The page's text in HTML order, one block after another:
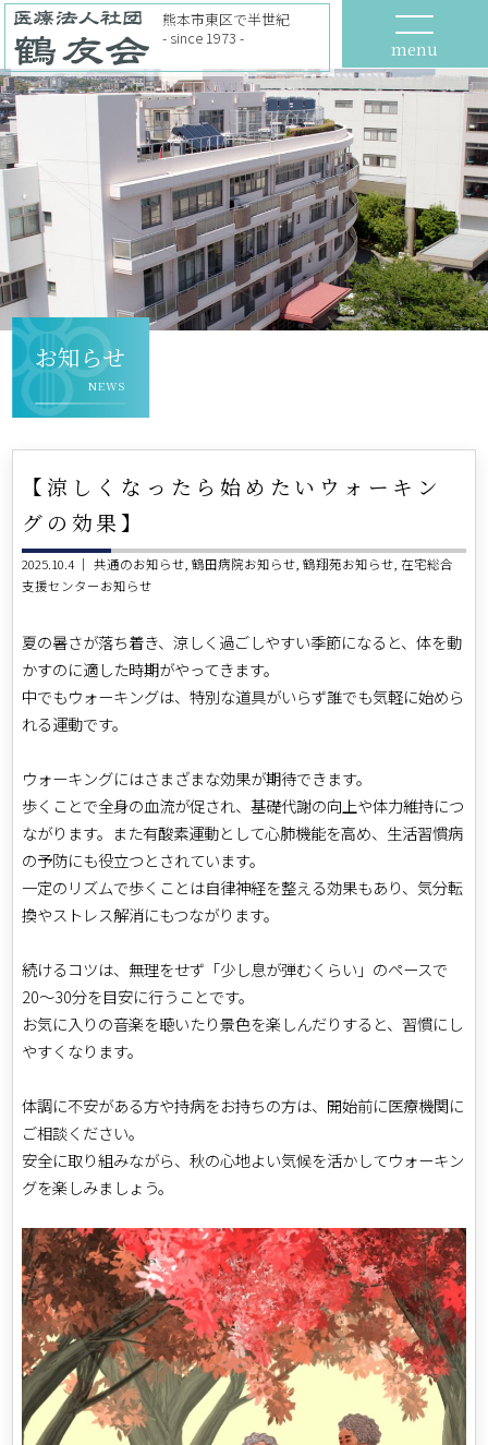
menu
熊本市東区で半世紀
- since 1973 -
お知らせ
NEWS
【涼しくなったら始めたいウォーキン
グの効果】
2025.10.4 ｜共通のお知らせ 鶴田病院お知らせ 鶴翔苑お知らせ 在宅総合
支援センターお知らせ
夏の暑さが落ち着き、涼しく過ごしやすい季節になると、体を動
かすのに適した時期がやってきます。
中でもウォーキングは、特別な道具がいらず誰でも気軽に始めら
れる運動です。
ウォーキングにはさまざまな効果が期待できます。
歩くことで全身の血流が促され、基礎代謝の向上や体力維持につ
ながります。また有酸素運動として心肺機能を高め、生活習慣病
の予防にも役立つとされています。
一定のリズムで歩くことは自律神経を整える効果もあり、気分転
換やストレス解消にもつながります。
続けるコツは、無理をせず「少し息が弾むくらい」のペースで
20〜30分を目安に行うことです。
お気に入りの音楽を聴いたり景色を楽しんだりすると、習慣にし
やすくなります。
体調に不安がある方や持病をお持ちの方は、開始前に医療機関に
ご相談ください。
安全に取り組みながら、秋の心地よい気候を活かしてウォーキン
グを楽しみましょう。